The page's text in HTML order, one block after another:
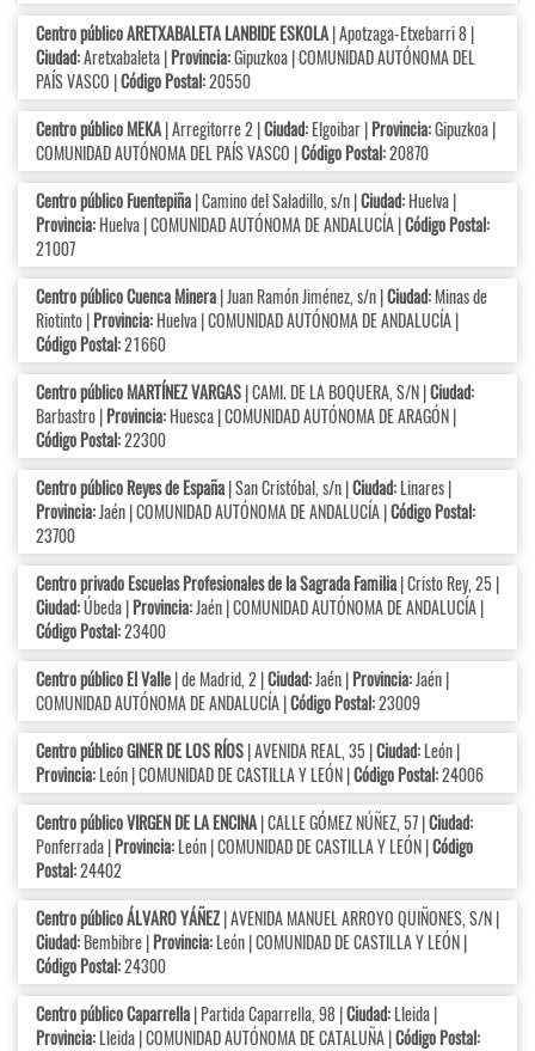
Centro público ARETXABALETA LANBIDE ESKOLA| Apotzaga-Etxebarri 8 |
Ciudad:Aretxabaleta |Provincia:Gipuzkoa | COMUNIDAD AUTÓNOMA DEL
PAÍS VASCO |Código Postal:20550
Centro público MEKA| Arregitorre 2 |Ciudad:Elgoibar |Provincia:Gipuzkoa |
COMUNIDAD AUTÓNOMA DEL PAÍS VASCO |Código Postal:20870
Centro público Fuentepiña| Camino del Saladillo, s/n |Ciudad:Huelva |
Provincia:Huelva | COMUNIDAD AUTÓNOMA DE ANDALUCÍA |Código Postal:
21007
Centro público Cuenca Minera| Juan Ramón Jiménez, s/n |Ciudad:Minas de
Riotinto |Provincia:Huelva | COMUNIDAD AUTÓNOMA DE ANDALUCÍA |
Código Postal:21660
Centro público MARTÍNEZ VARGAS| CAMI. DE LA BOQUERA, S/N |Ciudad:
Barbastro |Provincia:Huesca | COMUNIDAD AUTÓNOMA DE ARAGÓN |
Código Postal:22300
Centro público Reyes de España| San Cristóbal, s/n |Ciudad:Linares |
Provincia:Jaén | COMUNIDAD AUTÓNOMA DE ANDALUCÍA |Código Postal:
23700
Centro privado Escuelas Profesionales de la Sagrada Familia| Cristo Rey, 25 |
Ciudad:Úbeda |Provincia:Jaén | COMUNIDAD AUTÓNOMA DE ANDALUCÍA |
Código Postal:23400
Centro público El Valle| de Madrid, 2 |Ciudad:Jaén |Provincia:Jaén |
COMUNIDAD AUTÓNOMA DE ANDALUCÍA |Código Postal:23009
Centro público GINER DE LOS RÍOS| AVENIDA REAL, 35 |Ciudad:León |
Provincia:León | COMUNIDAD DE CASTILLA Y LEÓN |Código Postal:24006
Centro público VIRGEN DE LA ENCINA| CALLE GÓMEZ NÚÑEZ, 57 |Ciudad:
Ponferrada |Provincia:León | COMUNIDAD DE CASTILLA Y LEÓN |Código
Postal:24402
Centro público ÁLVARO YÁÑEZ| AVENIDA MANUEL ARROYO QUIÑONES, S/N |
Ciudad:Bembibre |Provincia:León | COMUNIDAD DE CASTILLA Y LEÓN |
Código Postal:24300
Centro público Caparrella| Partida Caparrella, 98 |Ciudad:Lleida |
Provincia:Lleida | COMUNIDAD AUTÓNOMA DE CATALUÑA |Código Postal: